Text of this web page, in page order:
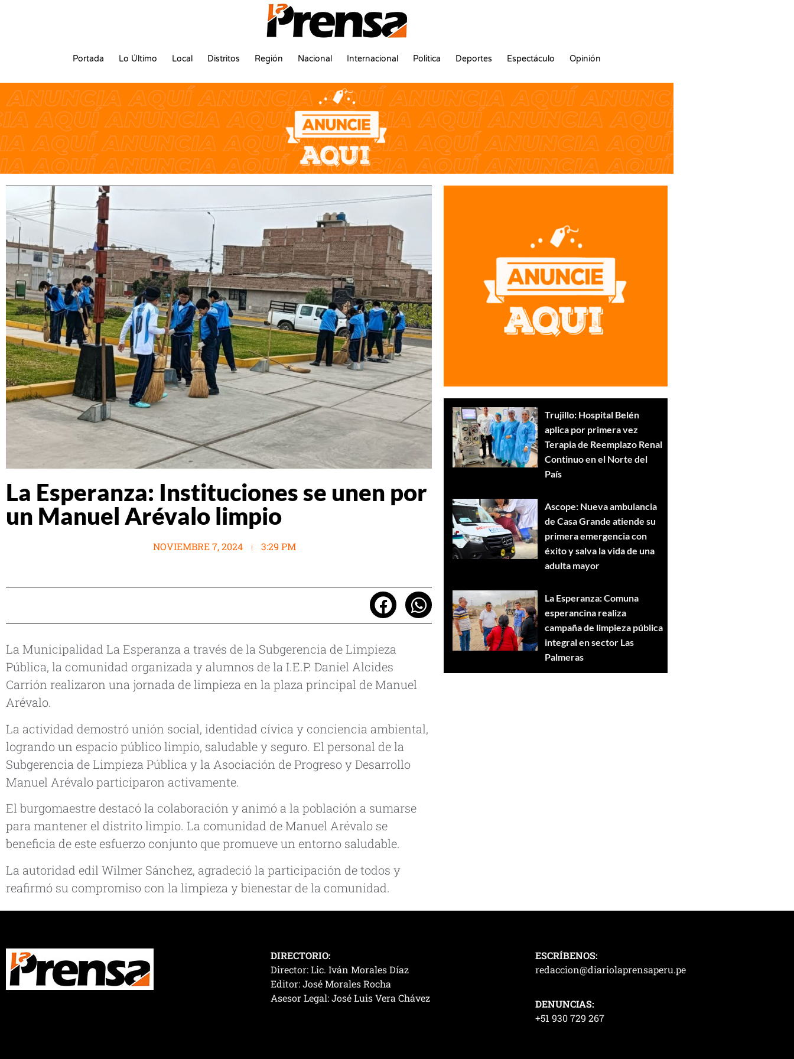
Portada Lo Último Local Distritos Región Nacional Internacional Política Deportes Espectáculo Opinión
La Esperanza: Instituciones se unen por
un Manuel Arévalo limpio
NOVIEMBRE 7, 2024 3:29 PM
La Municipalidad La Esperanza a través de la Subgerencia de Limpieza
Pública, la comunidad organizada y alumnos de la I.E.P. Daniel Alcides
Carrión realizaron una jornada de limpieza en la plaza principal de Manuel
Arévalo.
La actividad demostró unión social, identidad cívica y conciencia ambiental,
logrando un espacio público limpio, saludable y seguro. El personal de la
Subgerencia de Limpieza Pública y la Asociación de Progreso y Desarrollo
Manuel Arévalo participaron activamente.
El burgomaestre destacó la colaboración y animó a la población a sumarse
para mantener el distrito limpio. La comunidad de Manuel Arévalo se
beneficia de este esfuerzo conjunto que promueve un entorno saludable.
La autoridad edil Wilmer Sánchez, agradeció la participación de todos y
reafirmó su compromiso con la limpieza y bienestar de la comunidad.
Trujillo: Hospital Belén
aplica por primera vez
Terapia de Reemplazo Renal
Continuo en el Norte del
País
Ascope: Nueva ambulancia
de Casa Grande atiende su
primera emergencia con
éxito y salva la vida de una
adulta mayor
La Esperanza: Comuna
esperancina realiza
campaña de limpieza pública
integral en sector Las
Palmeras
DIRECTORIO:
Director: Lic. Iván Morales Díaz
Editor: José Morales Rocha
Asesor Legal: José Luis Vera Chávez
ESCRÍBENOS:
redaccion@diariolaprensaperu.pe
DENUNCIAS:
+51 930 729 267